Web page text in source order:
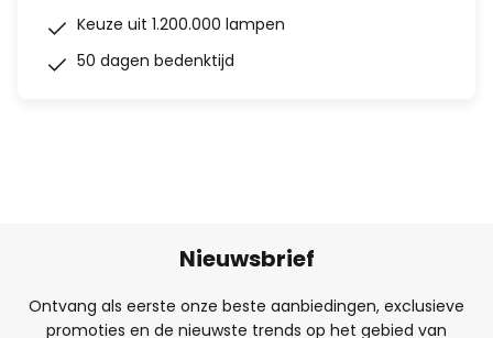
Keuze uit 1.200.000 lampen
50 dagen bedenktijd
Nieuwsbrief
Ontvang als eerste onze beste aanbiedingen, exclusieve
promoties en de nieuwste trends op het gebied van